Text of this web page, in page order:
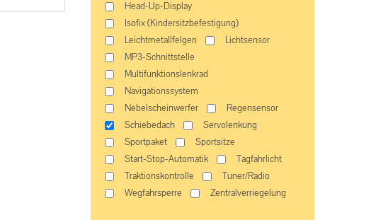
Head-Up-Display
Isofix (Kindersitzbefestigung)
Leichtmetallfelgen
Lichtsensor
MP3-Schnittstelle
Multifunktionslenkrad
Navigationssystem
Nebelscheinwerfer
Regensensor
Schiebedach
Servolenkung
Sportpaket
Sportsitze
Start-Stop-Automatik
Tagfahrlicht
Traktionskontrolle
Tuner/Radio
Wegfahrsperre
Zentralverriegelung